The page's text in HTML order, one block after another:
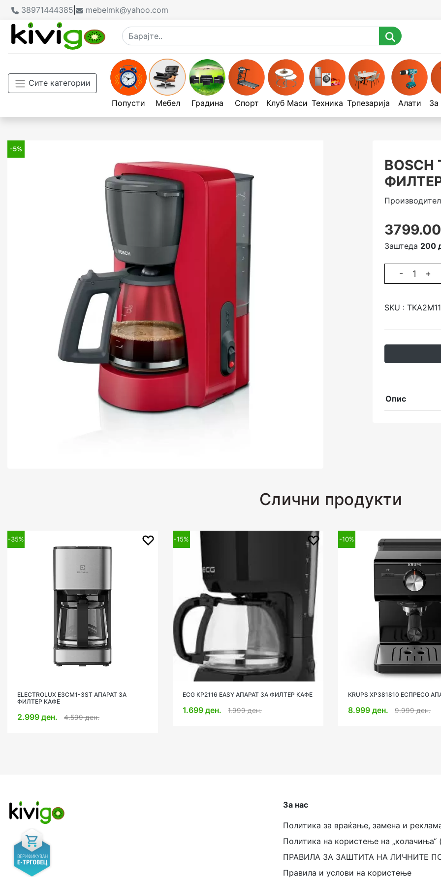
38971444385 mebelmk@yahoo.com
Сите категории
Попусти Мебел Градина Спорт Клуб Маси Техника Трпезарија Алати
-5%
Заштеда 200
- +
SKU :
Опис
Слични продукти
-15%
ECG KP2116 EASY АПАРАТ ЗА ФИЛТЕР КАФЕ
-10%
KRUPS XP381810 ЕСПРЕСО АПАРАТ
8.999 ден. 9.999 ден.
-100
LAVAZZA LM JOLIE BLUE
6.499 ден.
За нас
Политика за враќање, замена и
Политика на користење на „колачиња“
ПРАВИЛА ЗА ЗАШТИТА НА ЛИЧНИТЕ
Правила и услови на користење